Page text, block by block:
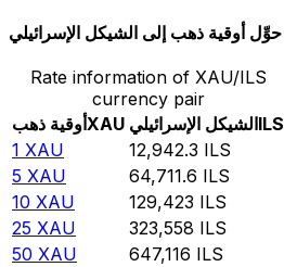
حوِّل أوقية ذهب إلى الشيكل الإسرائيلي
Rate information of XAU/ILS
currency pair
أوقية ذهبXAU الشيكل الإسرائيليILS
1 XAU 12,942.3 ILS
5 XAU 64,711.6 ILS
10 XAU 129,423 ILS
25 XAU 323,558 ILS
50 XAU 647,116 ILS